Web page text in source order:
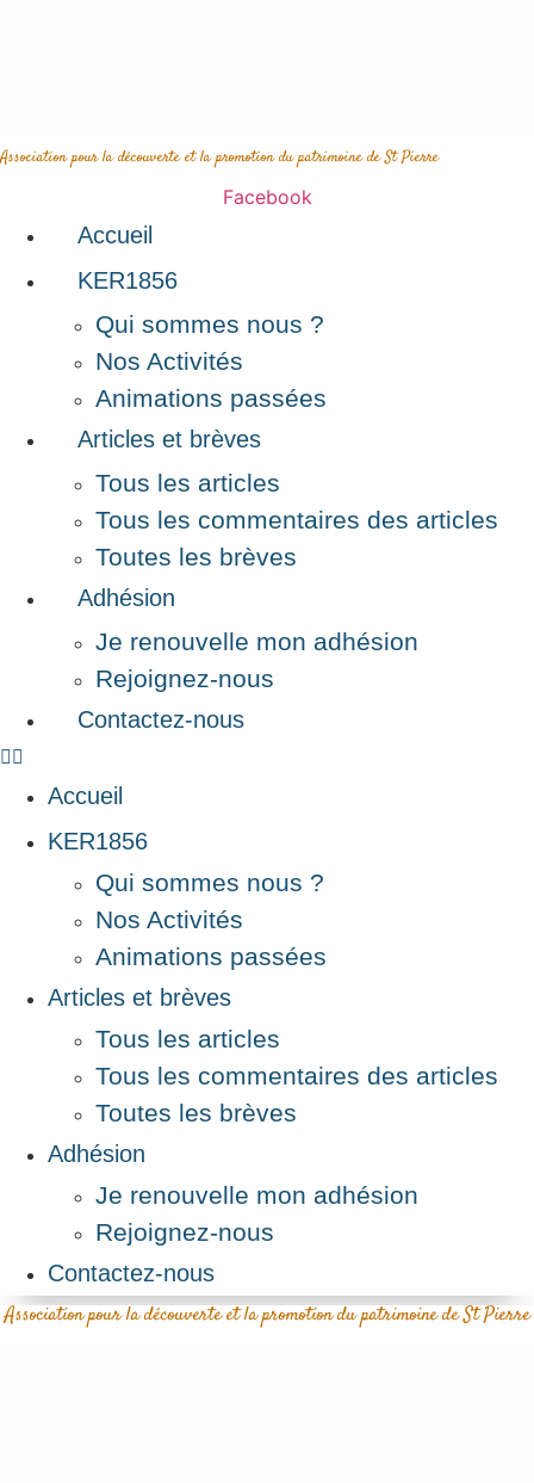
Association pour la découverte et la promotion du patrimoine de St Pierre
Facebook
Accueil
KER1856
Qui sommes nous ?
Nos Activités
Animations passées
Articles et brèves
Tous les articles
Tous les commentaires des articles
Toutes les brèves
Adhésion
Je renouvelle mon adhésion
Rejoignez-nous
Contactez-nous
Accueil
KER1856
Qui sommes nous ?
Nos Activités
Animations passées
Articles et brèves
Tous les articles
Tous les commentaires des articles
Toutes les brèves
Adhésion
Je renouvelle mon adhésion
Rejoignez-nous
Contactez-nous
Association pour la découverte et la promotion du patrimoine de St Pierre